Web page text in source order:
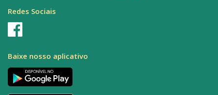
Redes Sociais
Baixe nosso aplicativo